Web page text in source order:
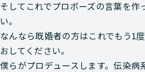
そしてこれでプロポーズの言葉を作
い。
なんなら既婚者の方はこれでもう1
おしてください。
僕らがプロデュースします。伝染病